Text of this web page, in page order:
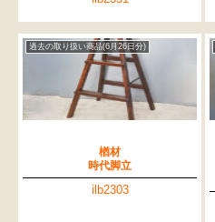
過去の取り扱い商品(6月26日分)
楢材
時代脚立
ilb2303